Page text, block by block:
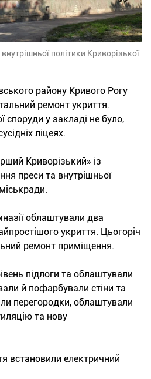
політики Криворізької
району Кривого Рогу
ремонт укриття.
споруди у закладі не було,
ліцеях.
Криворізький» із
преси та внутрішньої
облаштували два
укриття. Цьогоріч
ремонт приміщення.
підлоги та облаштували
й пофарбували стіни та
перегородки, облаштували
та нову
встановили електричний